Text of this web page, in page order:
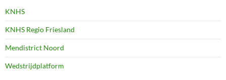
KNHS
KNHS Regio Friesland
Mendistrict Noord
Wedstrijdplatform